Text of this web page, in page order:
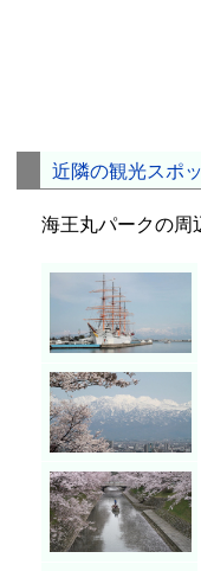
近隣の観光スポ
海王丸パークの周